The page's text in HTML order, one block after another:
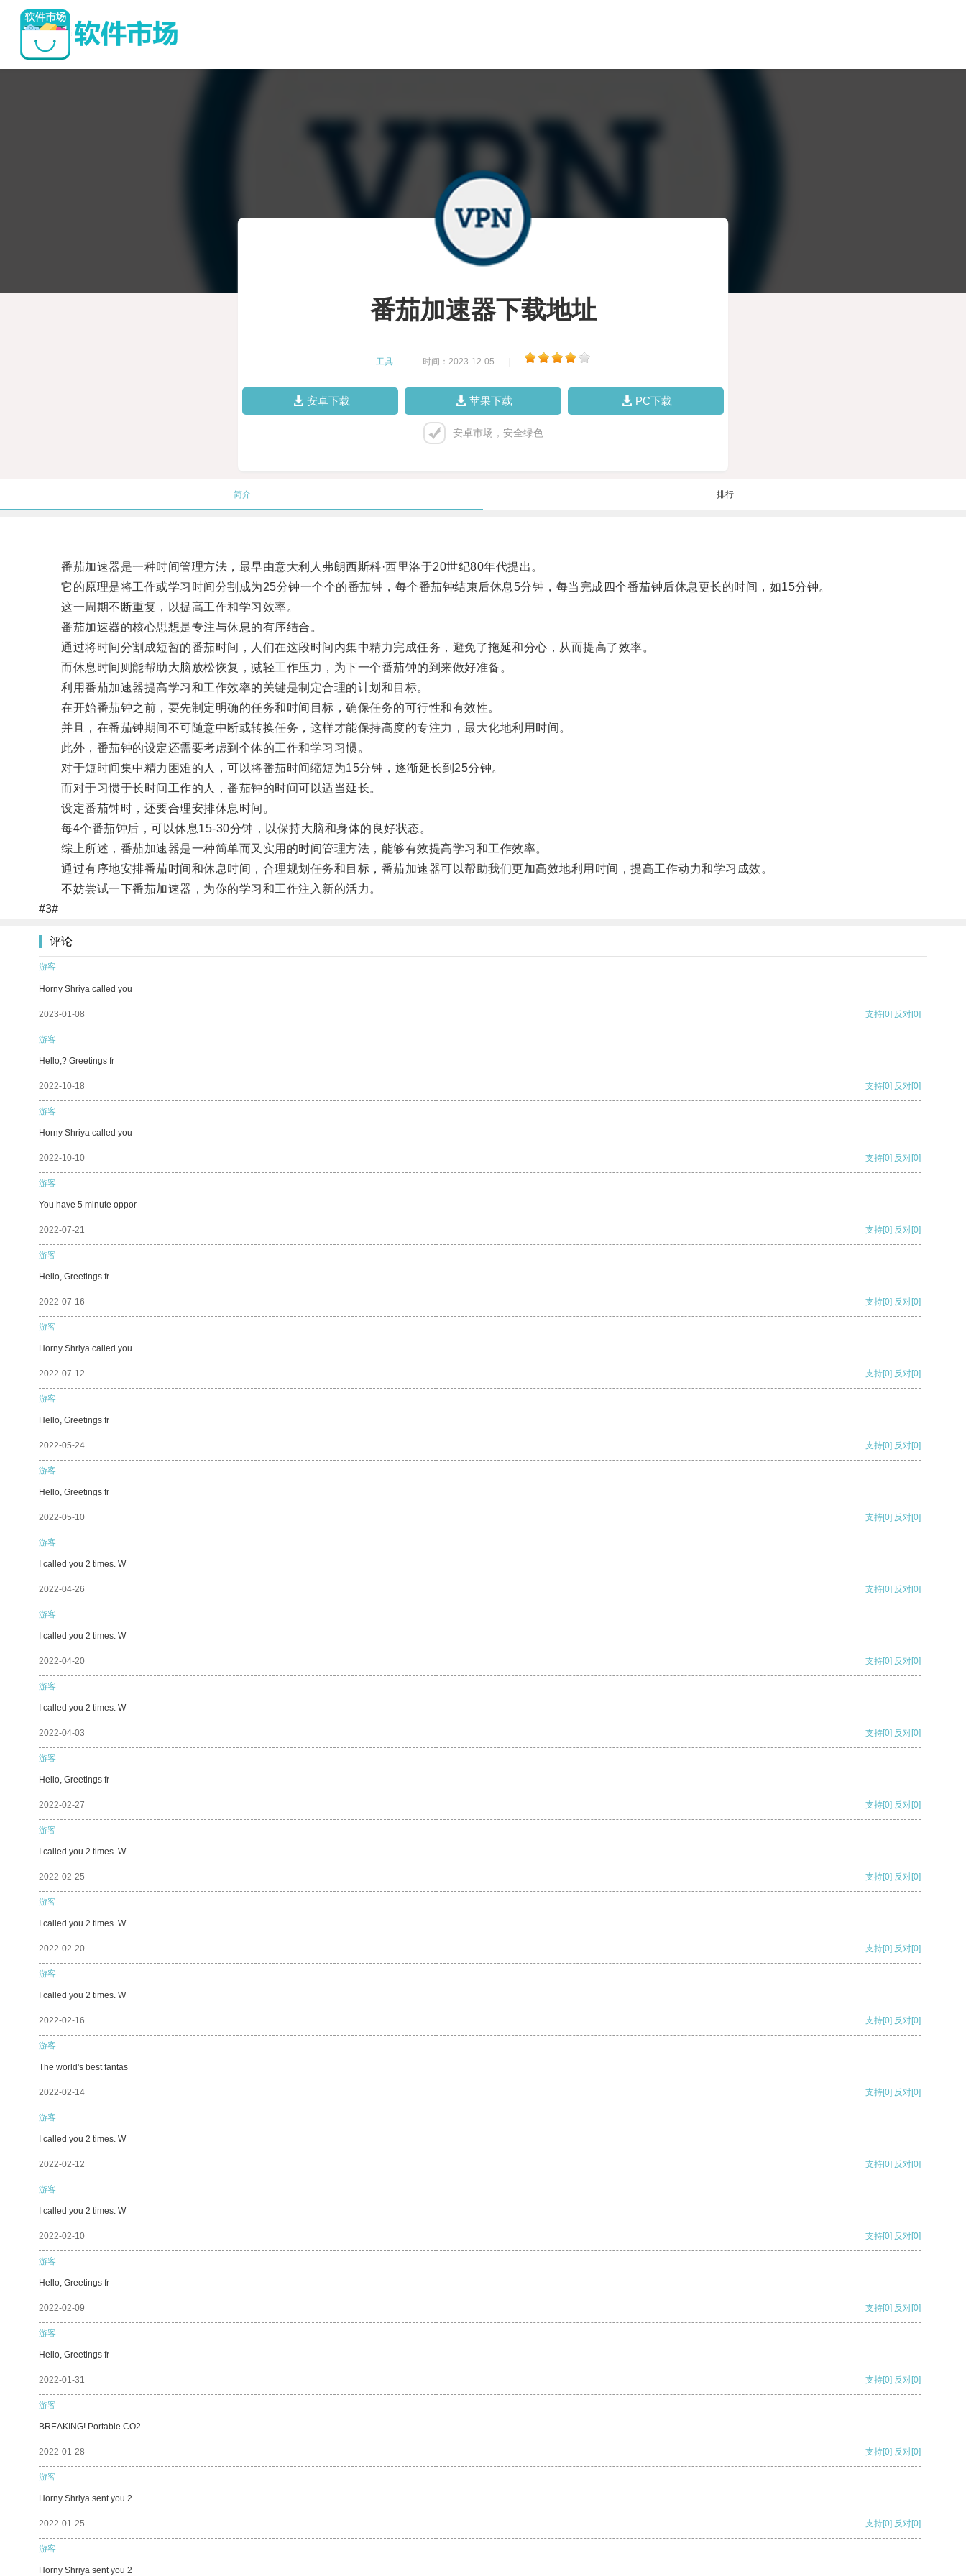
番茄加速器下载地址
工具 时间：2023-12-05
安卓下载 苹果下载 PC下载
安卓市场，安全绿色
简介 排行
番茄加速器是一种时间管理方法，最早由意大利人弗朗西斯科·西里洛于20世纪80年代提出。
它的原理是将工作或学习时间分割成为25分钟一个个的番茄钟，每个番茄钟结束后休息5分钟，每当完成四个番茄钟后休息更长的时间，如15分钟。
这一周期不断重复，以提高工作和学习效率。
番茄加速器的核心思想是专注与休息的有序结合。
通过将时间分割成短暂的番茄时间，人们在这段时间内集中精力完成任务，避免了拖延和分心，从而提高了效率。
而休息时间则能帮助大脑放松恢复，减轻工作压力，为下一个番茄钟的到来做好准备。
利用番茄加速器提高学习和工作效率的关键是制定合理的计划和目标。
在开始番茄钟之前，要先制定明确的任务和时间目标，确保任务的可行性和有效性。
并且，在番茄钟期间不可随意中断或转换任务，这样才能保持高度的专注力，最大化地利用时间。
此外，番茄钟的设定还需要考虑到个体的工作和学习习惯。
对于短时间集中精力困难的人，可以将番茄时间缩短为15分钟，逐渐延长到25分钟。
而对于习惯于长时间工作的人，番茄钟的时间可以适当延长。
设定番茄钟时，还要合理安排休息时间。
每4个番茄钟后，可以休息15-30分钟，以保持大脑和身体的良好状态。
综上所述，番茄加速器是一种简单而又实用的时间管理方法，能够有效提高学习和工作效率。
通过有序地安排番茄时间和休息时间，合理规划任务和目标，番茄加速器可以帮助我们更加高效地利用时间，提高工作动力和学习成效。
不妨尝试一下番茄加速器，为你的学习和工作注入新的活力。
#3#
评论
游客
Horny Shriya called you
2023-01-08 支持[0] 反对[0]
游客
Hello,? Greetings fr
2022-10-18 支持[0] 反对[0]
游客
Horny Shriya called you
2022-10-10 支持[0] 反对[0]
游客
You have 5 minute oppor
2022-07-21 支持[0] 反对[0]
游客
Hello, Greetings fr
2022-07-16 支持[0] 反对[0]
游客
Horny Shriya called you
2022-07-12 支持[0] 反对[0]
游客
Hello, Greetings fr
2022-05-24 支持[0] 反对[0]
游客
Hello, Greetings fr
2022-05-10 支持[0] 反对[0]
游客
I called you 2 times. W
2022-04-26 支持[0] 反对[0]
游客
I called you 2 times. W
2022-04-20 支持[0] 反对[0]
游客
I called you 2 times. W
2022-04-03 支持[0] 反对[0]
游客
Hello, Greetings fr
2022-02-27 支持[0] 反对[0]
游客
I called you 2 times. W
2022-02-25 支持[0] 反对[0]
游客
I called you 2 times. W
2022-02-20 支持[0] 反对[0]
游客
I called you 2 times. W
2022-02-16 支持[0] 反对[0]
游客
The world's best fantas
2022-02-14 支持[0] 反对[0]
游客
I called you 2 times. W
2022-02-12 支持[0] 反对[0]
游客
I called you 2 times. W
2022-02-10 支持[0] 反对[0]
游客
Hello, Greetings fr
2022-02-09 支持[0] 反对[0]
游客
Hello, Greetings fr
2022-01-31 支持[0] 反对[0]
游客
BREAKING! Portable CO2
2022-01-28 支持[0] 反对[0]
游客
Horny Shriya sent you 2
2022-01-25 支持[0] 反对[0]
游客
Horny Shriya sent you 2